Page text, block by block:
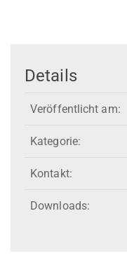
Details
Veröffentlicht am:
Kategorie:
Kontakt:
Downloads: